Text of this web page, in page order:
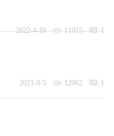
2022-4-10 11915 1
2021-9-5 12902 1